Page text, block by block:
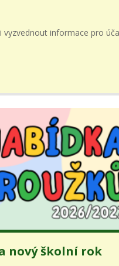
vyzvednout informace pro
nový školní rok